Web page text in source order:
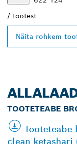
/ tootest
Näita rohkem
TOOTETEABE
Tooteteabe
clean ketashari